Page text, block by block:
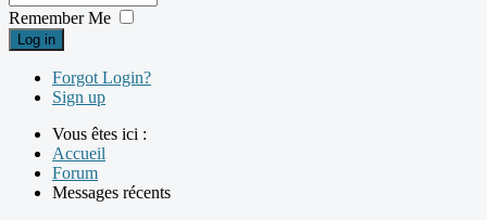
Remember Me
Log in
Forgot Login?
Sign up
Vous êtes ici :
Accueil
Forum
Messages récents